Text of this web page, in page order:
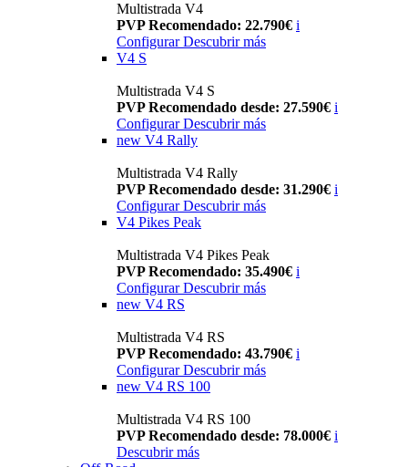
Multistrada V4
PVP Recomendado: 22.790€ i
Configurar Descubrir más
V4 S
Multistrada V4 S
PVP Recomendado desde: 27.590€ i
Configurar Descubrir más
new V4 Rally
Multistrada V4 Rally
PVP Recomendado desde: 31.290€ i
Configurar Descubrir más
V4 Pikes Peak
Multistrada V4 Pikes Peak
PVP Recomendado: 35.490€ i
Configurar Descubrir más
new V4 RS
Multistrada V4 RS
PVP Recomendado: 43.790€ i
ConfigurarDescubrir más
new V4 RS 100
Multistrada V4 RS 100
PVP Recomendado desde: 78.000€ i
Descubrir más